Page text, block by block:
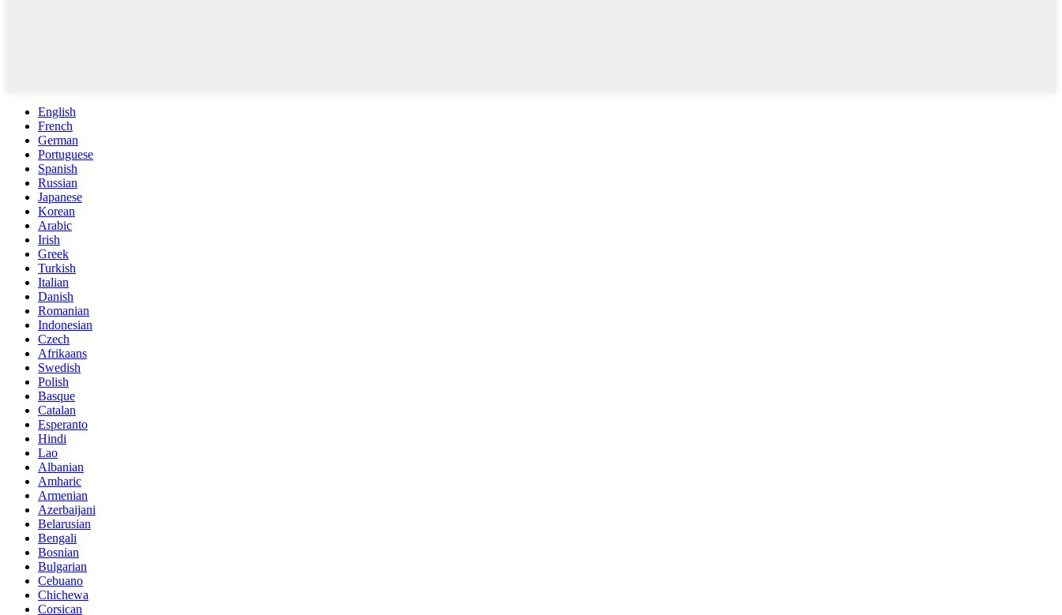
English
French
German
Portuguese
Spanish
Russian
Japanese
Korean
Arabic
Irish
Greek
Turkish
Italian
Danish
Romanian
Indonesian
Czech
Afrikaans
Swedish
Polish
Basque
Catalan
Esperanto
Hindi
Lao
Albanian
Amharic
Armenian
Azerbaijani
Belarusian
Bengali
Bosnian
Bulgarian
Cebuano
Chichewa
Corsican